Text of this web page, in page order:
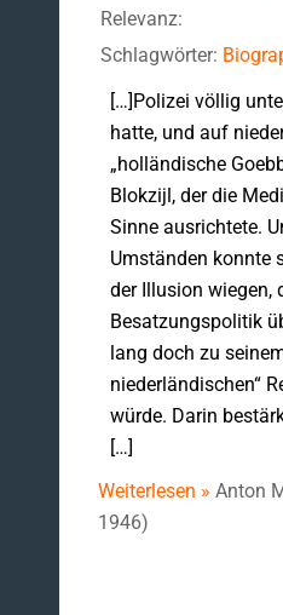
Relevanz:
Schlagwörter:
[…]Polizei völlig
hatte, und auf
„holländische
Blokzijl, der die
Sinne ausrichtete.
Umständen konnte
der Illusion wiegen,
Besatzungspolitik
lang doch zu
niederländischen“
würde. Darin
[…]
Weiterlesen » Anton
1946)